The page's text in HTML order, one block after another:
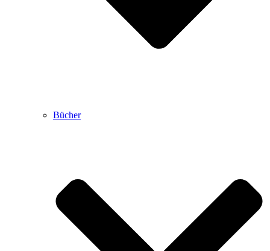
Bücher